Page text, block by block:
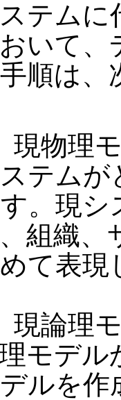
テムに
いて、
順は
現物理
テムが
。現
組織、
て表現
現論理
モデル
ルを作